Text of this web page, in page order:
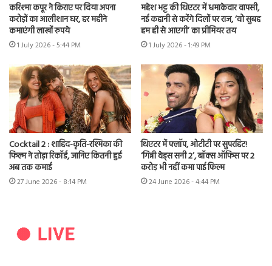
करिश्मा कपूर ने किराए पर दिया अपना
करोड़ों का आलीशान घर, हर महीने
कमाएंगी लाखों रुपये
1 July 2026 - 5:44 PM
महेश भट्ट की थिएटर में धमाकेदार वापसी,
नई कहानी से करेंगे दिलों पर राज, ‘वो सुबह
हम ही से आएगी’ का प्रीमियर तय
1 July 2026 - 1:49 PM
Cocktail 2 : शाहिद-कृति-रश्मिका की
फिल्म ने तोड़ा रिकॉर्ड, जानिए कितनी हुई
अब तक कमाई
27 June 2026 - 8:14 PM
थिएटर में फ्लॉप, ओटीटी पर सुपरहिट!
‘गिन्नी वेड्स सनी 2’, बॉक्स ऑफिस पर 2
करोड़ भी नहीं कमा पाई फिल्म
24 June 2026 - 4:44 PM